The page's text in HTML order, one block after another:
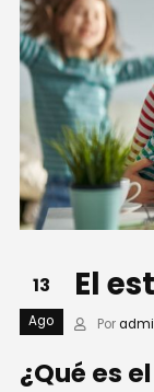
13
Ago
El
Por
¿Qué es